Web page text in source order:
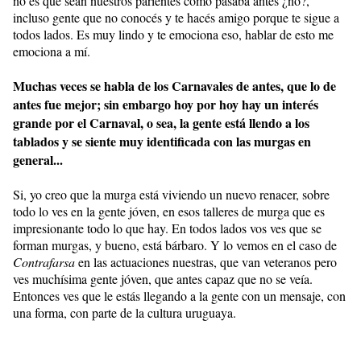
incluso gente que no conocés y te hacés amigo porque te sigue a
todos lados. Es muy lindo y te emociona eso, hablar de esto me
emociona a mí.
Muchas veces se habla de los Carnavales de antes, que lo de
antes fue mejor; sin embargo hoy por hoy hay un interés
grande por el Carnaval, o sea, la gente está llendo a los
tablados y se siente muy identificada con las murgas en
general...
Si, yo creo que la murga está viviendo un nuevo renacer, sobre
todo lo ves en la gente jóven, en esos talleres de murga que es
impresionante todo lo que hay. En todos lados vos ves que se
forman murgas, y bueno, está bárbaro. Y lo vemos en el caso de
Contrafarsaen las actuaciones nuestras, que van veteranos pero
ves muchísima gente jóven, que antes capaz que no se veía.
Entonces ves que le estás llegando a la gente con un mensaje, con
una forma, con parte de la cultura uruguaya.